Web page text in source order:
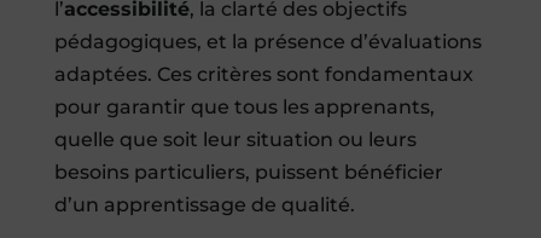
l’accessibilité, la clarté des objectifs
pédagogiques, et la présence d’évaluations
adaptées. Ces critères sont fondamentaux
pour garantir que tous les apprenants,
quelle que soit leur situation ou leurs
besoins particuliers, puissent bénéficier
d’un apprentissage de qualité.